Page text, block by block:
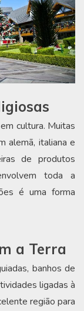
cultura. Muitas
alemã, italiana e
de produtos
toda a
é uma forma
a Terra
banhos de
ligadas à
região para